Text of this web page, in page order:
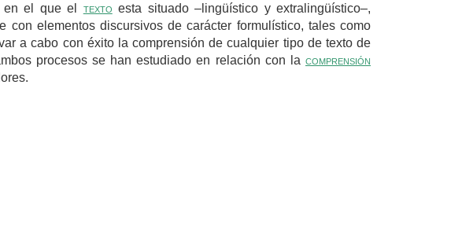
en el que el texto esta situado –lingüístico y extralingüístico–,
con elementos discursivos de carácter formulístico, tales como
a cabo con éxito la comprensión de cualquier tipo de texto de
procesos se han estudiado en relación con la comprensión